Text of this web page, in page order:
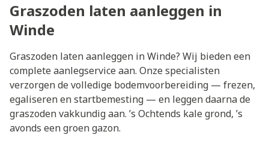
Graszoden laten aanleggen in
Winde
Graszoden laten aanleggen in Winde? Wij bieden een
complete aanlegservice aan. Onze specialisten
verzorgen de volledige bodemvoorbereiding — frezen,
egaliseren en startbemesting — en leggen daarna de
graszoden vakkundig aan. ’s Ochtends kale grond, ’s
avonds een groen gazon.